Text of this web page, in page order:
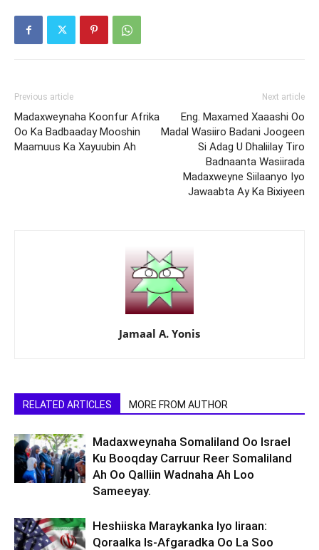
Previous article
Madaxweynaha Koonfur Afrika
Oo Ka Badbaaday Mooshin
Maamuus Ka Xayuubin Ah
Next article
Eng. Maxamed Xaaashi Oo
Madal Wasiiro Badani Joogeen
Si Adag U Dhaliilay Tiro
Badnaanta Wasiirada
Madaxweyne Siilaanyo Iyo
Jawaabta Ay Ka Bixiyeen
Jamaal A. Yonis
RELATED ARTICLES MORE FROM AUTHOR
Madaxweynaha Somaliland Oo Israel
Ku Booqday Carruur Reer Somaliland
Ah Oo Qalliin Wadnaha Ah Loo
Sameeyay.
Heshiiska Maraykanka Iyo Iiraan:
Qoraalka Is-Afgaradka Oo La Soo